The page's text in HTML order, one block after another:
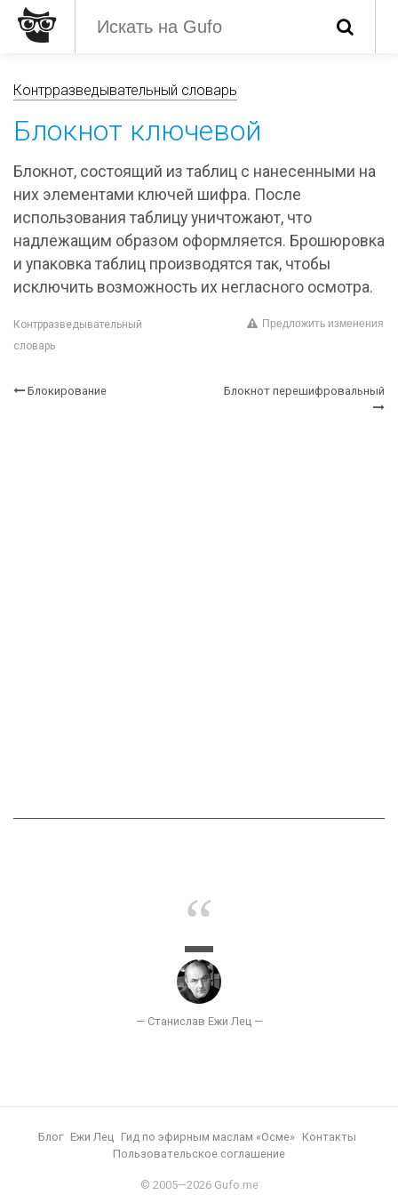
Контрразведывательный словарь
Блокнот ключевой
Блокнот, состоящий из таблиц с нанесенными на
них элементами ключей шифра. После
использования таблицу уничтожают, что
надлежащим образом оформляется. Брошюровка
и упаковка таблиц производятся так, чтобы
исключить возможность их негласного осмотра.
Контрразведывательный
словарь
Предложить изменения
Блокирование Блокнот перешифровальный
Блог Ежи Лец Гид по эфирным маслам «Осме»
Контакты
Пользовательское соглашение
© 2005—2026 Gufo.me